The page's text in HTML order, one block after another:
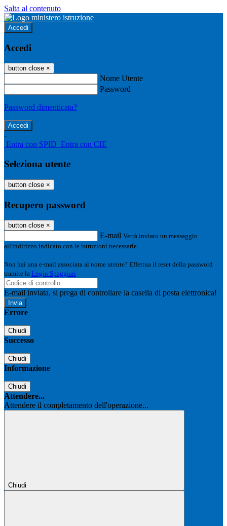
Salta al contenuto
Accedi
Accedi
button close ×
Nome Utente
Password
Password dimenticata?
-
Entra con SPID Entra con CIE
Seleziona utente
button close ×
Recupero password
button close ×
E-mail Verrà inviato un messaggio
all'indirizzo indicato con le istruzioni necessarie.
Non hai una e-mail associata al nome utente? Effettua il reset della password
tramite la Login Spaggiari
E-mail inviata, si prega di controllare la casella di posta elettronica!
Errore
Chiudi
Successo
Chiudi
Informazione
Chiudi
Attendere...
Attendere il completamento dell'operazione...
Chiudi